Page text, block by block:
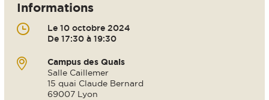
Informations
Le 10 octobre 2024
De 17:30 à 19:30
Campus des Quais
Salle Caillemer
15 quai Claude Bernard
69007 Lyon